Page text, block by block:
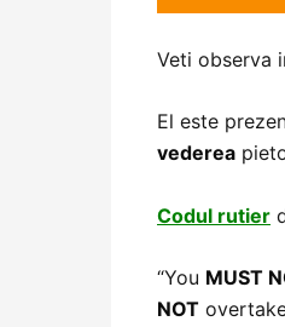
Veti observa
El este
vederea
Codul rutier
“You MUST
NOT